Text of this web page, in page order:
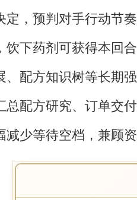
定，预判对手行动节
饮下药剂可获得本回
、配方知识树等长期
总配方研究、订单交
少等待空档，兼顾